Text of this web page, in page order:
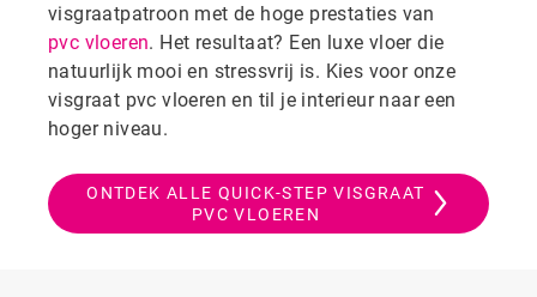
visgraatpatroon met de hoge prestaties van
pvc vloeren. Het resultaat? Een luxe vloer die
natuurlijk mooi en stressvrij is. Kies voor onze
visgraat pvc vloeren en til je interieur naar een
hoger niveau.
ONTDEK ALLE QUICK-STEP VISGRAAT
PVC VLOEREN